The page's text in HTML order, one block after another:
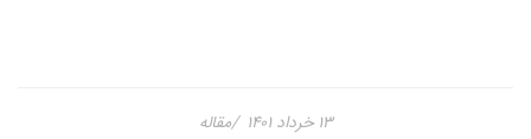
۱۳ خرداد ۱۴۰۱ مقاله